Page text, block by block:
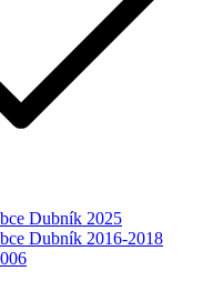
Dubník 2025
Dubník 2016-2018